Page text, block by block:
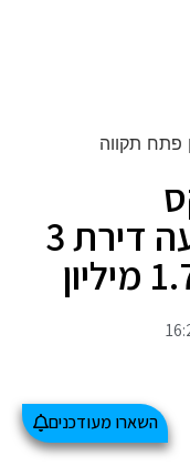
אינפיניטי" פ"ת מציעה דירת 3
השארו מעודכנים